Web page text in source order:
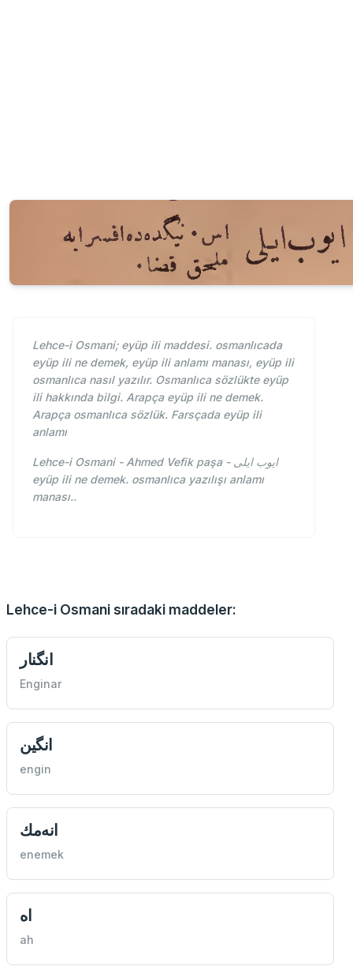
Lehce-i Osmani; eyüp ili maddesi. osmanlıcada
eyüp ili ne demek, eyüp ili anlamı manası, eyüp ili
osmanlıca nasıl yazılır. Osmanlıca sözlükte eyüp
ili hakkında bilgi. Arapça eyüp ili ne demek.
Arapça osmanlıca sözlük. Farsçada eyüp ili
anlamı
Lehce-i Osmani - Ahmed Vefik paşa - ايوب ايلی
eyüp ili ne demek. osmanlıca yazılışı anlamı
manası..
Lehce-i Osmani sıradaki maddeler:
انگنار
Enginar
انگین
engin
انه‌مك
enemek
اه
ah